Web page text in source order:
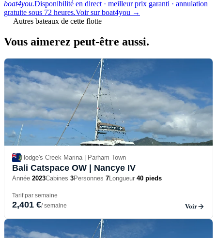
boat4you.Disponibilité en direct · meilleur prix garanti · annulation
gratuite sous 72 heures.Voir sur boat4you →
— Autres bateaux de cette flotte
Vous aimerez peut-être aussi.
Hodge's Creek Marina | Parham Town
Bali Catspace OW | Nancye IV
Année 2023Cabines 3Personnes 7Longueur 40 pieds
Tarif par semaine
2,401 €/ semaine Voir